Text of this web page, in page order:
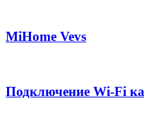
MiHome Vevs
Подключение Wi-Fi